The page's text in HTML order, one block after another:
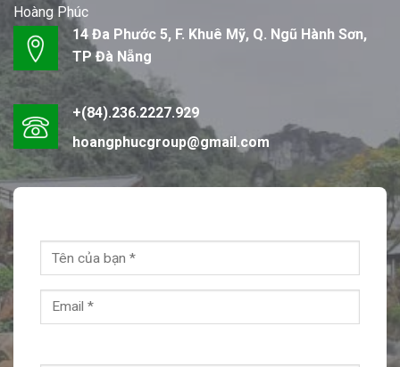
Hoàng Phúc
14 Đa Phước 5, F. Khuê Mỹ, Q. Ngũ Hành Sơn,
TP Đà Nẵng
+(84).236.2227.929
hoangphucgroup@gmail.com